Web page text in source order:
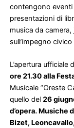
contengono
presentazioni di
musica da
sull’impegno
L’apertura ufficiale
ore 21.30 alla
Musicale “Oreste
quello del 26
d’opera. Musiche
Bizet,